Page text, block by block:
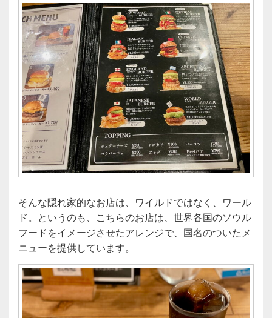
そんな隠れ家的なお店は、ワイルドではなく、ワール
ド。というのも、こちらのお店は、世界各国のソウル
フードをイメージさせたアレンジで、国名のついたメ
ニューを提供しています。